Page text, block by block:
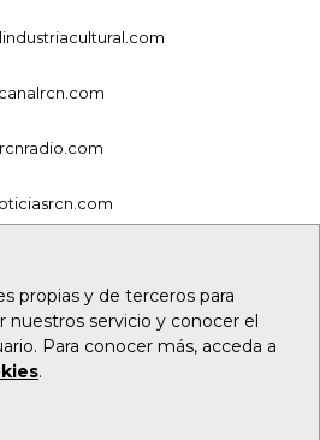
propias y de terceros para
nuestros servicio y conocer el
Para conocer más, acceda a
.
canalrcn.com
rcnradio.com
Lülle - oal.com.co